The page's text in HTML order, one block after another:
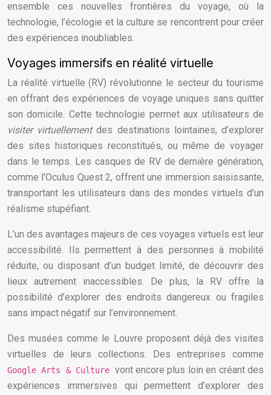
ensemble ces nouvelles frontières du voyage, où la
technologie, l’écologie et la culture se rencontrent pour créer
des expériences inoubliables.
Voyages immersifs en réalité virtuelle
La réalité virtuelle (RV) révolutionne le secteur du tourisme
en offrant des expériences de voyage uniques sans quitter
son domicile. Cette technologie permet aux utilisateurs de
visiter virtuellementdes destinations lointaines, d’explorer
des sites historiques reconstitués, ou même de voyager
dans le temps. Les casques de RV de dernière génération,
comme l’Oculus Quest 2, offrent une immersion saisissante,
transportant les utilisateurs dans des mondes virtuels d’un
réalisme stupéfiant.
L’un des avantages majeurs de ces voyages virtuels est leur
accessibilité. Ils permettent à des personnes à mobilité
réduite, ou disposant d’un budget limité, de découvrir des
lieux autrement inaccessibles. De plus, la RV offre la
possibilité d’explorer des endroits dangereux ou fragiles
sans impact négatif sur l’environnement.
Des musées comme le Louvre proposent déjà des visites
virtuelles de leurs collections. Des entreprises comme
Google Arts & Culture vont encore plus loin en créant des
expériences immersives qui permettent d’explorer des